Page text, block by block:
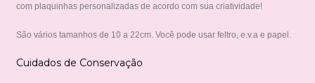
com plaquinhas personalizadas de acordo com sua criatividade!
São vários tamanhos de 10 a 22cm. Você pode usar feltro, e.v.a e papel.
Cuidados de Conservação